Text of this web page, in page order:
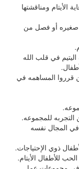
ومناقشتها
صغيره أو فصل من
في قلب الله
قرروا المساهمه في
للمجموعه.
المجال نفسه
ذوي الإحتياجات.
للأطفال الأيتام.